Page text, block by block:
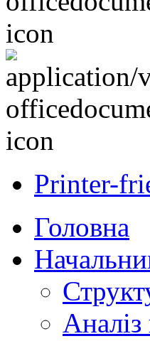
Printer-
Головна